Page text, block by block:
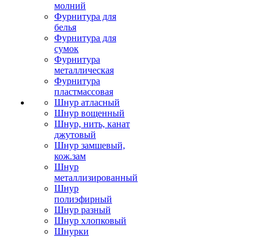
молний
Фурнитура для
белья
Фурнитура для
сумок
Фурнитура
металлическая
Фурнитура
пластмассовая
Шнур атласный
Шнур вощенный
Шнур, нить, канат
джутовый
Шнур замшевый,
кож.зам
Шнур
металлизированный
Шнур
полиэфирный
Шнур разный
Шнур хлопковый
Шнурки